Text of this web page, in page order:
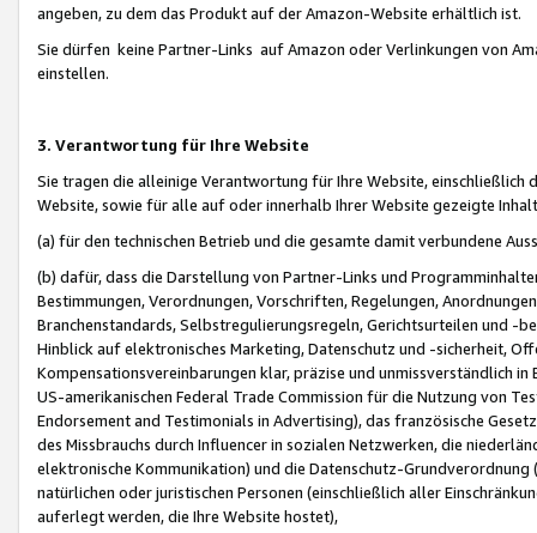
angeben, zu dem das Produkt auf der Amazon-Website erhältlich ist.
Sie dürfen keine Partner-Links auf Amazon oder Verlinkungen von
einstellen.
3. Verantwortung für Ihre Website
Sie tragen die alleinige Verantwortung für Ihre Website,
Website, sowie für alle auf oder innerhalb Ihrer Website gezeigte
(a) für den technischen Betrieb und die gesamte damit verbundene
(b) dafür, dass die Darstellung von Partner-Links und
Bestimmungen, Verordnungen, Vorschriften, Regelungen,
Branchenstandards, Selbstregulierungsregeln, Gerichtsurteilen und -
Hinblick auf elektronisches Marketing, Datenschutz und -sicherheit,
Kompensationsvereinbarungen klar, präzise und unmissverständlich
US-amerikanischen Federal Trade Commission für die Nutzung von
Endorsement and Testimonials in Advertising), das französische
des Missbrauchs durch Influencer in sozialen Netzwerken, die
elektronische Kommunikation) und die Datenschutz-
natürlichen oder juristischen Personen (einschließlich aller
auferlegt werden, die Ihre Website hostet),